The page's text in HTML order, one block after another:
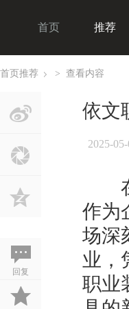
首页 推荐
首页 >
推荐 查看内容
回复
依文
2025-
在
作为
场深
业，
职业